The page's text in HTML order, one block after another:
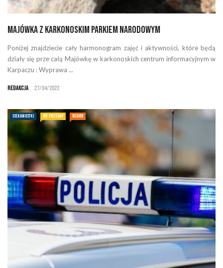
Majówka z Karkonoskim Parkiem Narodowym
Poniżej znajdziecie cały harmonogram zajęć i aktywności, które będą
działy się prze całą Majówkę w karkonoskich centrum informacyjnym w
Karpaczu : Wyprawa ...
Redakcja 27/04/2022
CIEKAWOSTKI NIE PRZEGAP REGION